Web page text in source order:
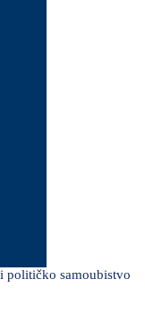
političko samoubistvo